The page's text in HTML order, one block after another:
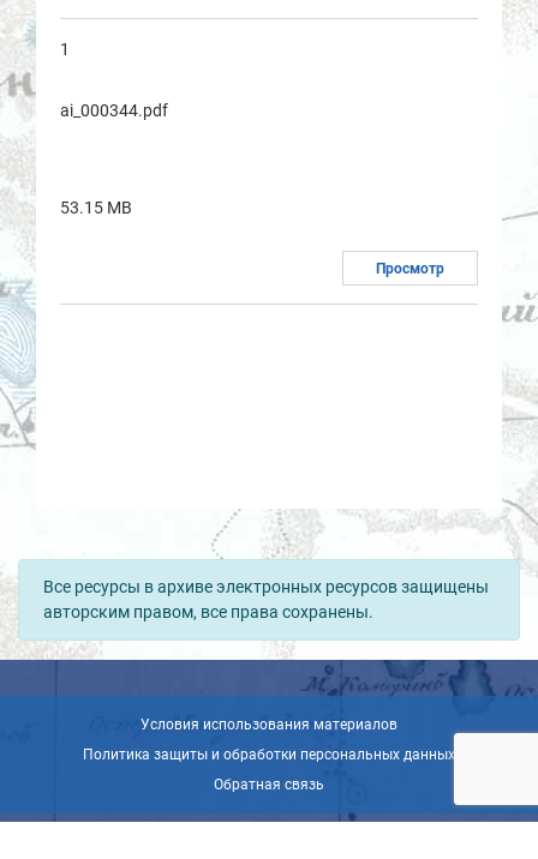
1
ai_000344.pdf
53.15 MB
Просмотр
Все ресурсы в архиве электронных ресурсов защищены
авторским правом, все права сохранены.
Условия использования материалов
Политика защиты и обработки персональных данных
Обратная связь